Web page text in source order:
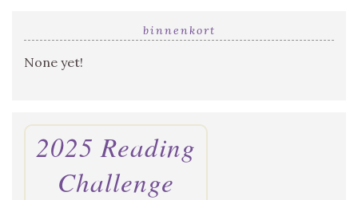
binnenkort
None yet!
2025 Reading
Challenge